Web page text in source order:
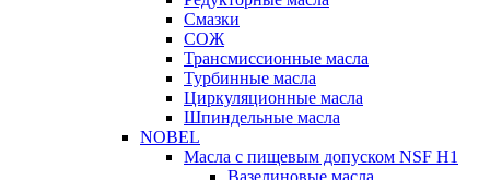
Смазки
СОЖ
Трансмиссионные масла
Турбинные масла
Циркуляционные масла
Шпиндельные масла
NOBEL
Масла с пищевым допуском NSF H1
Вазелиновые масла